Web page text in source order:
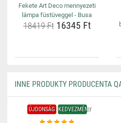
Fekete Art Deco mennyezeti
lámpa füstüveggel - Busa
18419 Ft16345 Ft
INNE PRODUKTY PRODUCENTA
ÚJDONSÁG KEDVEZMÉNY